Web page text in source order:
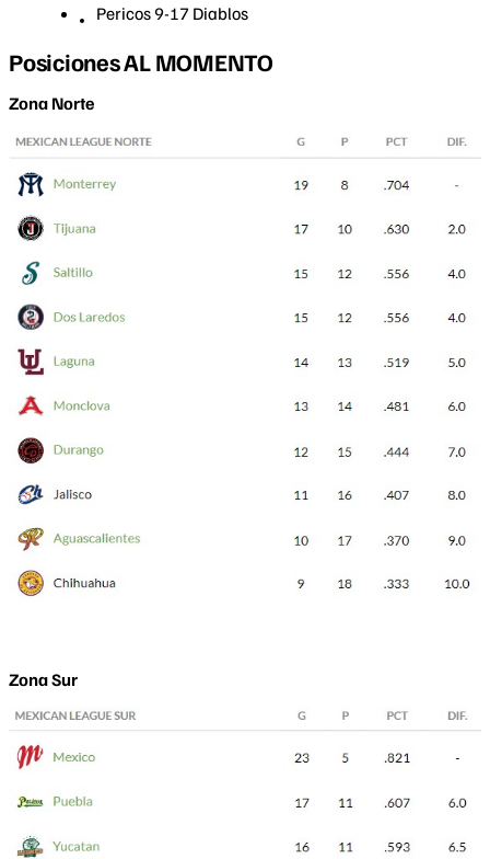
Pericos 9-17 Diablos
Posiciones AL MOMENTO
Zona Norte
Zona Sur